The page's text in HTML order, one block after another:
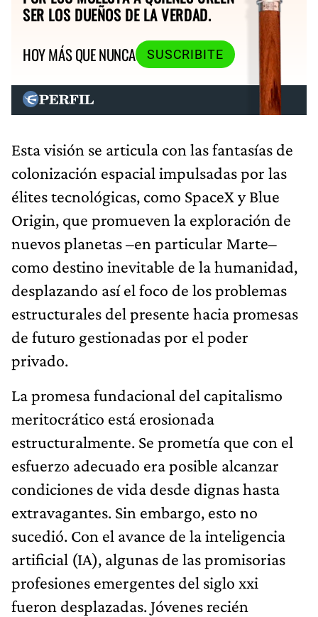
SER LOS DUEÑOS DE LA VERDAD.
HOY MÁS QUE NUNCA
SUSCRIBITE
Esta visión se articula con las fantasías de
colonización espacial impulsadas por las
élites tecnológicas, como SpaceX y Blue
Origin, que promueven la exploración de
nuevos planetas –en particular Marte–
como destino inevitable de la humanidad,
desplazando así el foco de los problemas
estructurales del presente hacia promesas
de futuro gestionadas por el poder
privado.
La promesa fundacional del capitalismo
meritocrático está erosionada
estructuralmente. Se prometía que con el
esfuerzo adecuado era posible alcanzar
condiciones de vida desde dignas hasta
extravagantes. Sin embargo, esto no
sucedió. Con el avance de la inteligencia
artificial (IA), algunas de las promisorias
profesiones emergentes del siglo xxi
fueron desplazadas. Jóvenes recién